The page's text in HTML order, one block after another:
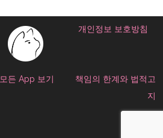
개인정보 보호방침
모든 App 보기
책임의 한계와 법적고
지